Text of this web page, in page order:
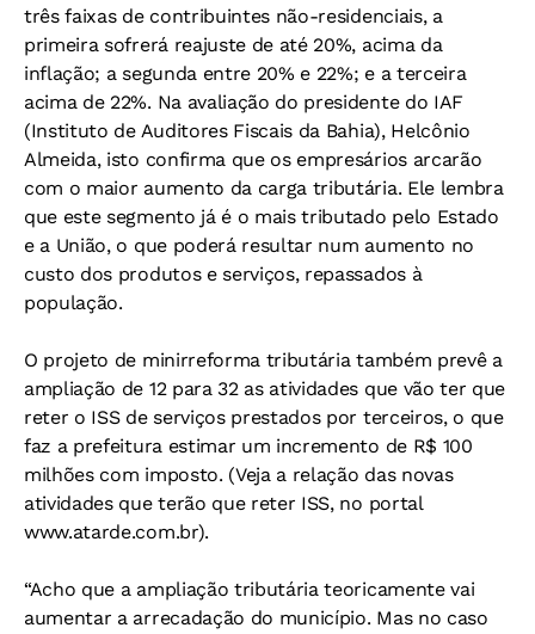
três faixas de contribuintes não-residenciais, a
primeira sofrerá reajuste de até 20%, acima da
inflação; a segunda entre 20% e 22%; e a terceira
acima de 22%. Na avaliação do presidente do IAF
(Instituto de Auditores Fiscais da Bahia), Helcônio
Almeida, isto confirma que os empresários arcarão
com o maior aumento da carga tributária. Ele lembra
que este segmento já é o mais tributado pelo Estado
e a União, o que poderá resultar num aumento no
custo dos produtos e serviços, repassados à
população.
O projeto de minirreforma tributária também prevê a
ampliação de 12 para 32 as atividades que vão ter que
reter o ISS de serviços prestados por terceiros, o que
faz a prefeitura estimar um incremento de R$ 100
milhões com imposto. (Veja a relação das novas
atividades que terão que reter ISS, no portal
www.atarde.com.br).
“Acho que a ampliação tributária teoricamente vai
aumentar a arrecadação do município. Mas no caso